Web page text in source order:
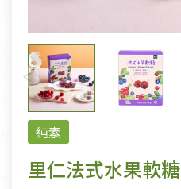
純素
里仁法式水果軟